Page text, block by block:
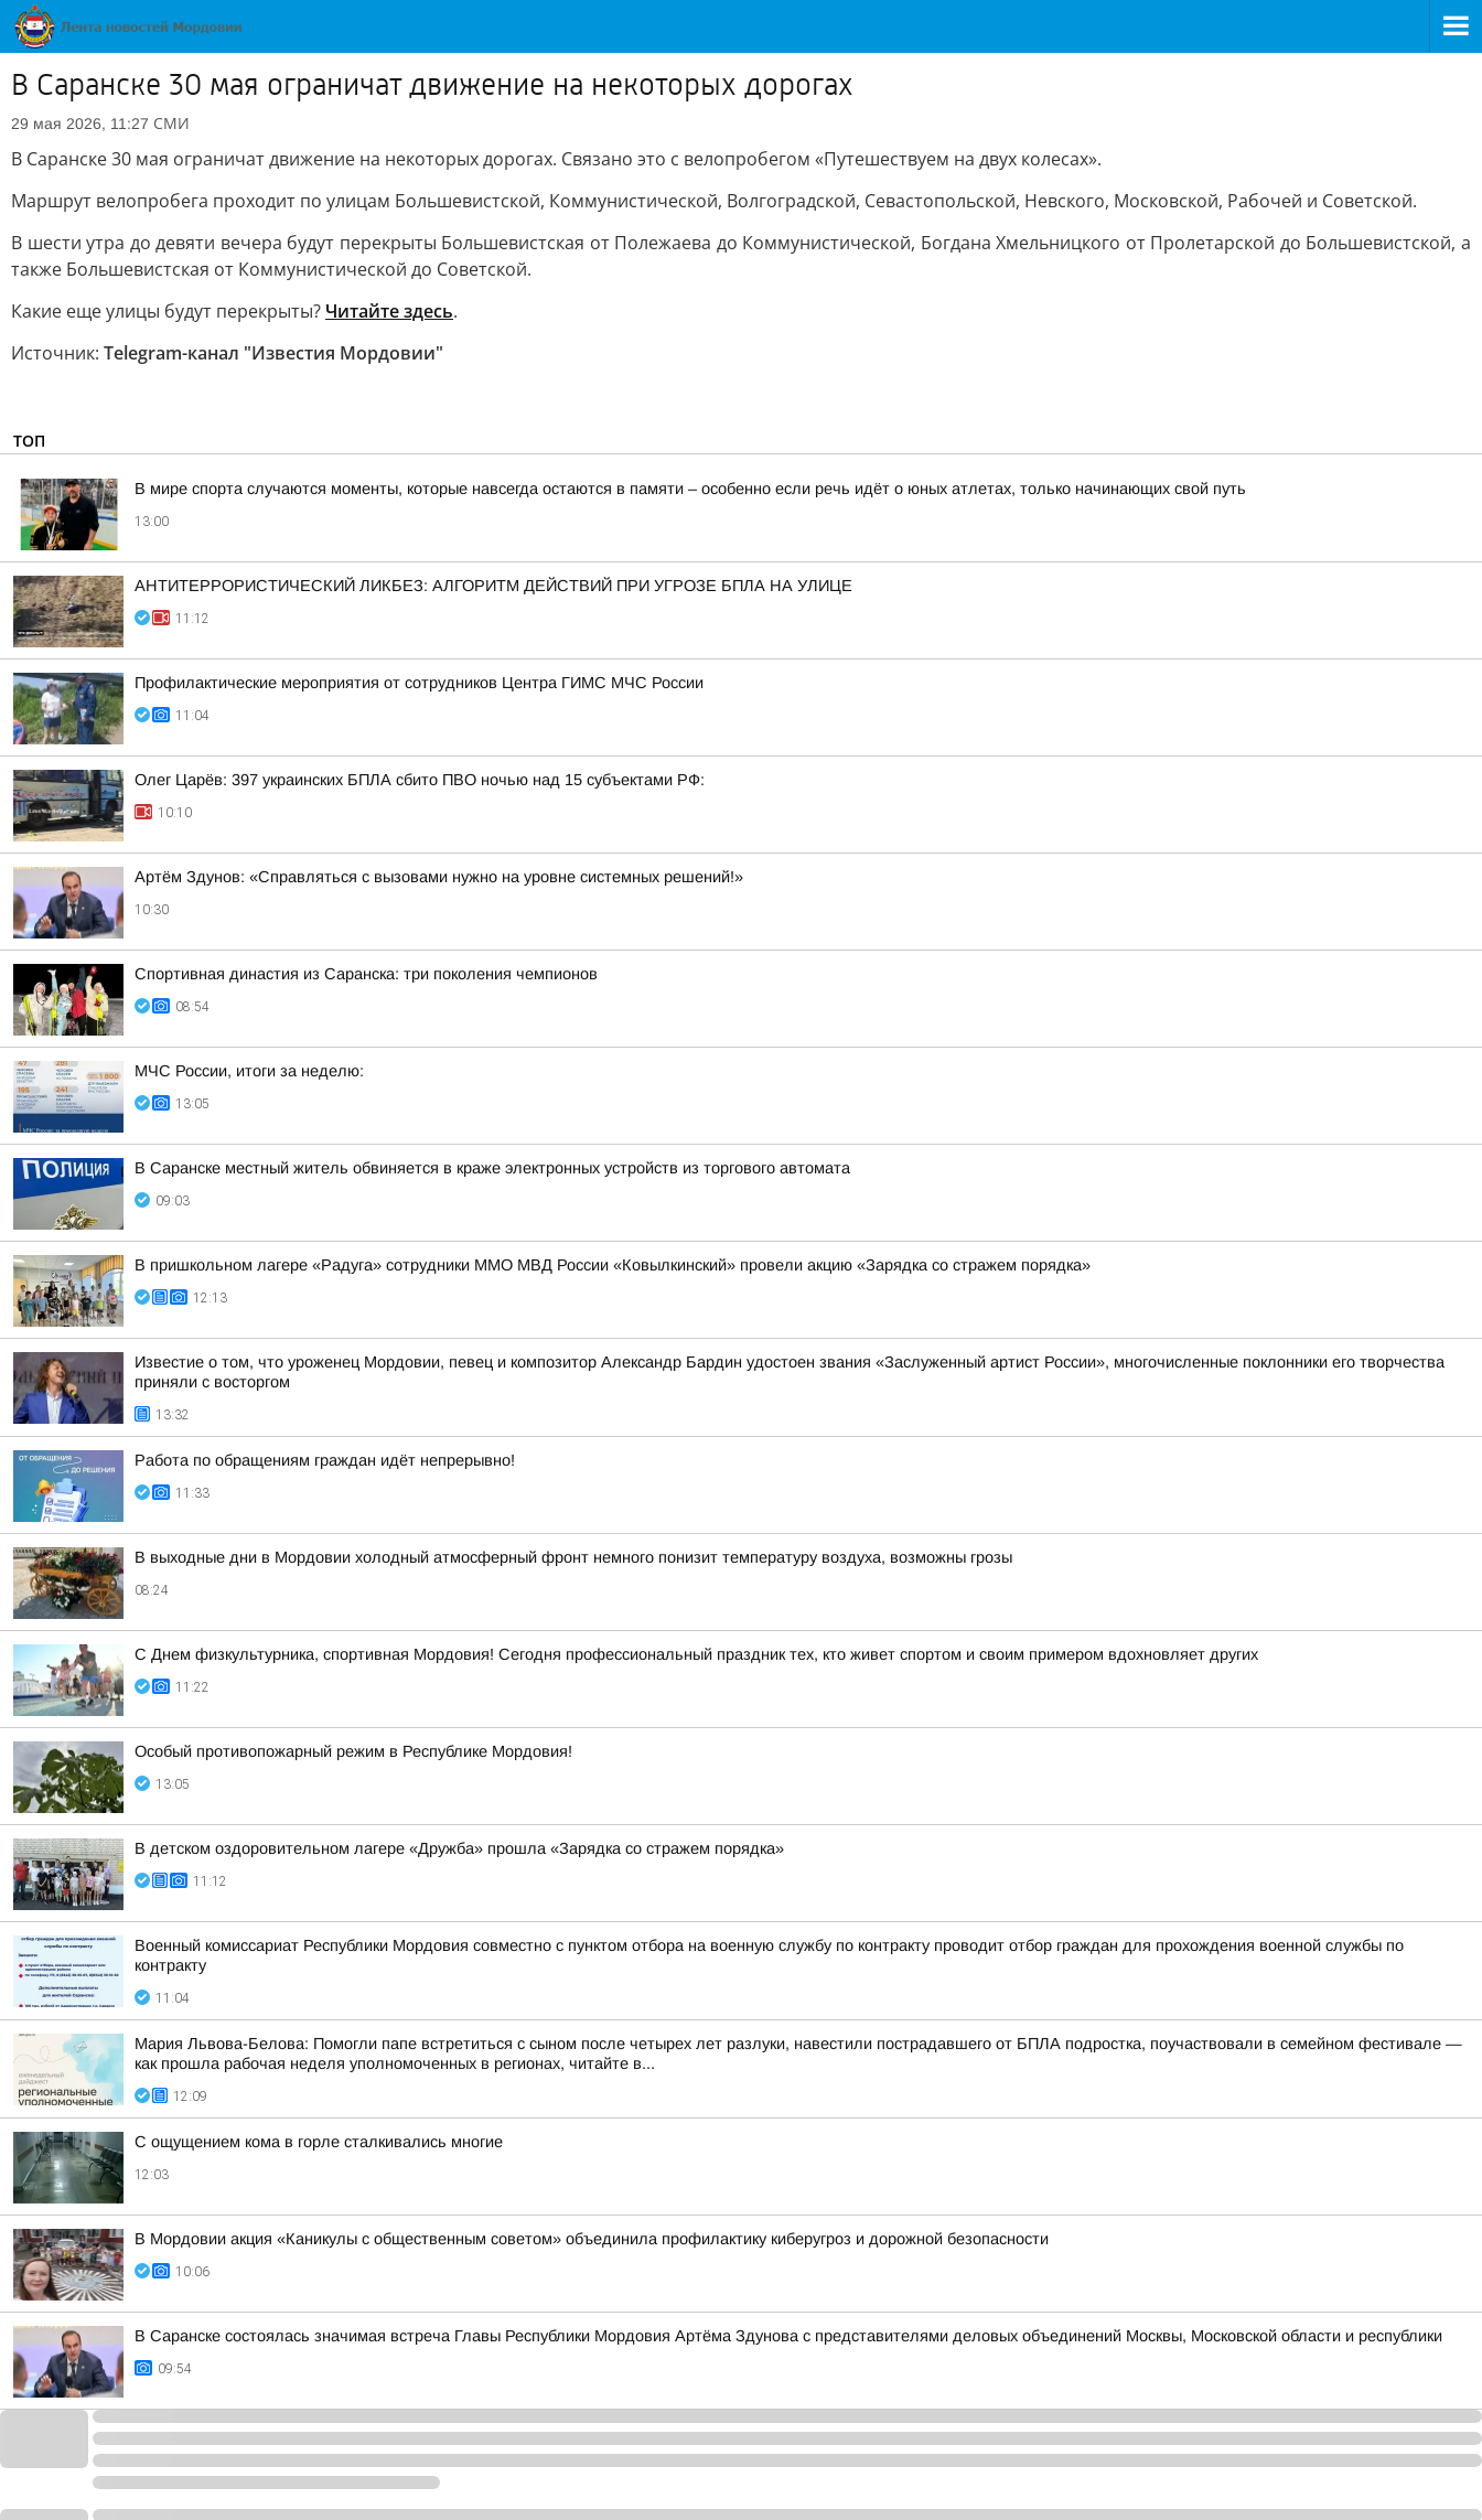
В Саранске 30 мая ограничат движение на некоторых дорогах
29 мая 2026, 11:27 СМИ
В Саранске 30 мая ограничат движение на некоторых дорогах. Связано это с велопробегом «Путешествуем на двух колесах».
Маршрут велопробега проходит по улицам Большевистской, Коммунистической, Волгоградской, Севастопольской, Невского, Московской, Рабочей и Советской.
В шести утра до девяти вечера будут перекрыты Большевистская от Полежаева до Коммунистической, Богдана Хмельницкого от Пролетарской до Большевистской, а
также Большевистская от Коммунистической до Советской.
Какие еще улицы будут перекрыты? Читайте здесь.
Источник: Telegram-канал "Известия Мордовии"
ТОП
В мире спорта случаются моменты, которые навсегда остаются в памяти – особенно если речь идёт о юных атлетах, только начинающих свой путь
13:00
АНТИТЕРРОРИСТИЧЕСКИЙ ЛИКБЕЗ: АЛГОРИТМ ДЕЙСТВИЙ ПРИ УГРОЗЕ БПЛА НА УЛИЦЕ
11:12
Профилактические мероприятия от сотрудников Центра ГИМС МЧС России
11:04
Олег Царёв: 397 украинских БПЛА сбито ПВО ночью над 15 субъектами РФ:
10:10
Артём Здунов: «Справляться с вызовами нужно на уровне системных решений!»
10:30
Спортивная династия из Саранска: три поколения чемпионов
08:54
МЧС России, итоги за неделю:
13:05
В Саранске местный житель обвиняется в краже электронных устройств из торгового автомата
09:03
В пришкольном лагере «Радуга» сотрудники ММО МВД России «Ковылкинский» провели акцию «Зарядка со стражем порядка»
12:13
Известие о том, что уроженец Мордовии, певец и композитор Александр Бардин удостоен звания «Заслуженный артист России», многочисленные поклонники его творчества
приняли с восторгом
13:32
Работа по обращениям граждан идёт непрерывно!
11:33
В выходные дни в Мордовии холодный атмосферный фронт немного понизит температуру воздуха, возможны грозы
08:24
С Днем физкультурника, спортивная Мордовия! Сегодня профессиональный праздник тех, кто живет спортом и своим примером вдохновляет других
11:22
Особый противопожарный режим в Республике Мордовия!
13:05
В детском оздоровительном лагере «Дружба» прошла «Зарядка со стражем порядка»
11:12
Военный комиссариат Республики Мордовия совместно с пунктом отбора на военную службу по контракту проводит отбор граждан для прохождения военной службы по
контракту
11:04
Мария Львова-Белова: Помогли папе встретиться с сыном после четырех лет разлуки, навестили пострадавшего от БПЛА подростка, поучаствовали в семейном фестивале —
как прошла рабочая неделя уполномоченных в регионах, читайте в...
12:09
С ощущением кома в горле сталкивались многие
12:03
В Мордовии акция «Каникулы с общественным советом» объединила профилактику киберугроз и дорожной безопасности
10:06
В Саранске состоялась значимая встреча Главы Республики Мордовия Артёма Здунова с представителями деловых объединений Москвы, Московской области и республики
09:54